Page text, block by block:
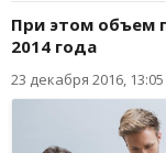
При этом объем
2014 года
23 декабря 2016, 13:05